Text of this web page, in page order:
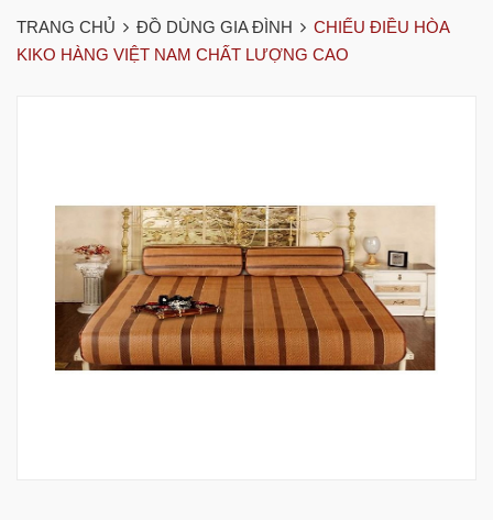
TRANG CHỦ ĐỒ DÙNG GIA ĐÌNH
CHIẾU ĐIỀU HÒA
KIKO HÀNG VIỆT NAM CHẤT LƯỢNG CAO